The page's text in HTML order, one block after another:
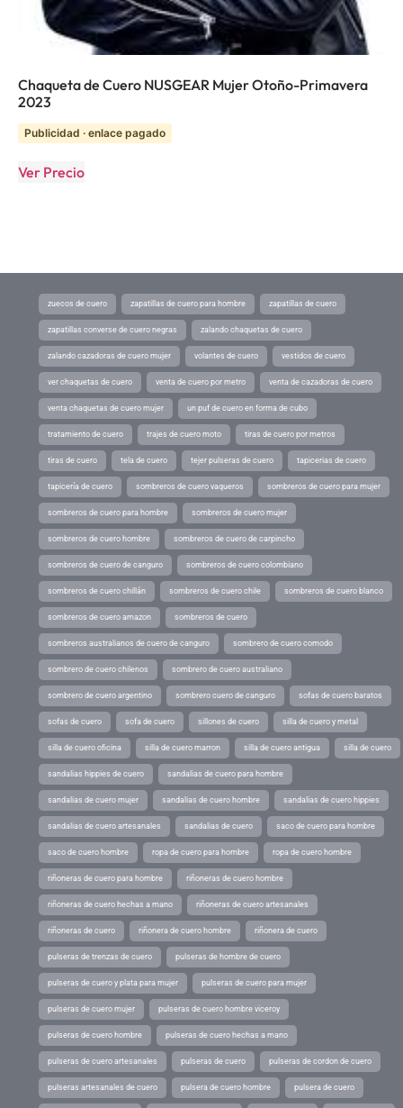
Chaqueta de Cuero NUSGEAR Mujer Otoño-Primavera
2023
Publicidad · enlace pagado
Ver Precio
zuecos de cuero zapatillas de cuero para hombre zapatillas de cuero
zapatillas converse de cuero negras zalando chaquetas de cuero
zalando cazadoras de cuero mujer volantes de cuero vestidos de cuero
ver chaquetas de cuero venta de cuero por metro venta de cazadoras de cuero
venta chaquetas de cuero mujer un puf de cuero en forma de cubo
tratamiento de cuero trajes de cuero moto tiras de cuero por metros
tiras de cuero tela de cuero tejer pulseras de cuero tapicerias de cuero
tapicería de cuero sombreros de cuero vaqueros sombreros de cuero para mujer
sombreros de cuero para hombre sombreros de cuero mujer
sombreros de cuero hombre sombreros de cuero de carpincho
sombreros de cuero de canguro sombreros de cuero colombiano
sombreros de cuero chillán sombreros de cuero chile sombreros de cuero blanco
sombreros de cuero amazon sombreros de cuero
sombreros australianos de cuero de canguro sombrero de cuero comodo
sombrero de cuero chilenos sombrero de cuero australiano
sombrero de cuero argentino sombrero cuero de canguro sofas de cuero baratos
sofas de cuero sofa de cuero sillones de cuero silla de cuero y metal
silla de cuero oficina silla de cuero marron silla de cuero antigua silla de cuero
sandalias hippies de cuero sandalias de cuero para hombre
sandalias de cuero mujer sandalias de cuero hombre sandalias de cuero hippies
sandalias de cuero artesanales sandalias de cuero saco de cuero para hombre
saco de cuero hombre ropa de cuero para hombre ropa de cuero hombre
riñoneras de cuero para hombre riñoneras de cuero hombre
riñoneras de cuero hechas a mano riñoneras de cuero artesanales
riñoneras de cuero riñonera de cuero hombre riñonera de cuero
pulseras de trenzas de cuero pulseras de hombre de cuero
pulseras de cuero y plata para mujer pulseras de cuero para mujer
pulseras de cuero mujer pulseras de cuero hombre viceroy
pulseras de cuero hombre pulseras de cuero hechas a mano
pulseras de cuero artesanales pulseras de cuero pulseras de cordon de cuero
pulseras artesanales de cuero pulsera de cuero hombre pulsera de cuero